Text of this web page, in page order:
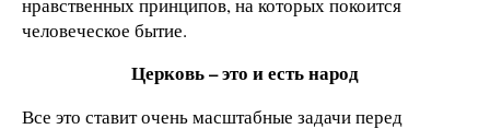
человеческое бытие.
Церковь – это и есть народ
Все это ставит очень масштабные задачи перед